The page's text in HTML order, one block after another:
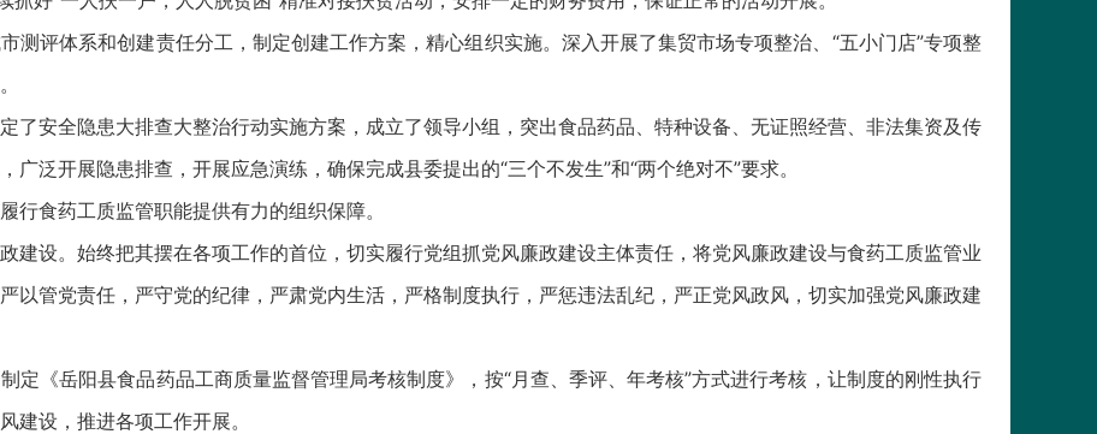
测评体系和创建责任分工，制定创建工作方案，精心组织实施。深入开展了集贸市场专项整治、“五小门店”专项整
了安全隐患大排查大整治行动实施方案，成立了领导小组，突出食品药品、特种设备、无证照经营、非法集资及传
泛开展隐患排查，开展应急演练，确保完成县委提出的“三个不发生”和“两个绝对不”要求。
行食药工质监管职能提供有力的组织保障。
建设。始终把其摆在各项工作的首位，切实履行党组抓党风廉政建设主体责任，将党风廉政建设与食药工质监管业
以管党责任，严守党的纪律，严肃党内生活，严格制度执行，严惩违法乱纪，严正党风政风，切实加强党风廉政建
定《岳阳县食品药品工商质量监督管理局考核制度》，按“月查、季评、年考核”方式进行考核，让制度的刚性执行
建设，推进各项工作开展。